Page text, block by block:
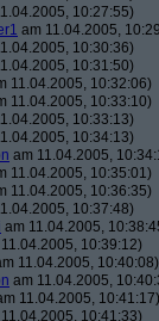
10:27:55)
am 11.04.2005,
10:30:36)
10:31:50)
11.04.2005, 10:32:06)
11.04.2005, 10:33:10)
10:33:13)
10:34:13)
am 11.04.2005,
11.04.2005, 10:35:01)
11.04.2005, 10:36:35)
10:37:48)
am 11.04.2005,
10:39:12)
11.04.2005, 10:40:08)
am 11.04.2005,
11.04.2005, 10:41:17)
10:41:33)